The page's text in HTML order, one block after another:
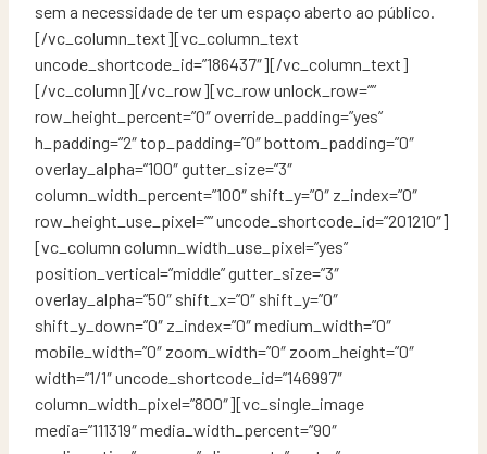
sem a necessidade de ter um espaço aberto ao público.
[/vc_column_text][vc_column_text
uncode_shortcode_id=”186437″][/vc_column_text]
[/vc_column][/vc_row][vc_row unlock_row=””
row_height_percent=”0″ override_padding=”yes”
h_padding=”2″ top_padding=”0″ bottom_padding=”0″
overlay_alpha=”100″ gutter_size=”3″
column_width_percent=”100″ shift_y=”0″ z_index=”0″
row_height_use_pixel=”” uncode_shortcode_id=”201210″]
[vc_column column_width_use_pixel=”yes”
position_vertical=”middle” gutter_size=”3″
overlay_alpha=”50″ shift_x=”0″ shift_y=”0″
shift_y_down=”0″ z_index=”0″ medium_width=”0″
mobile_width=”0″ zoom_width=”0″ zoom_height=”0″
width=”1/1″ uncode_shortcode_id=”146997″
column_width_pixel=”800″][vc_single_image
media=”111319″ media_width_percent=”90″